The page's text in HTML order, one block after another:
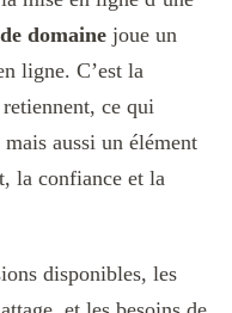
domaine joue un
ligne. C’est la
ce qui
mais aussi un élément
la confiance et la
disponibles, les